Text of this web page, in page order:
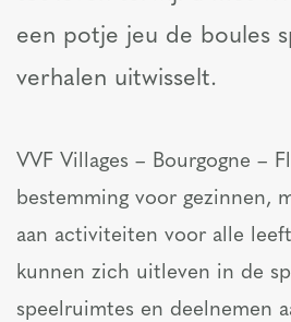
een potje jeu de boules
verhalen uitwisselt.
VVF Villages – Bourgogne –
bestemming voor gezinnen,
aan activiteiten voor alle
kunnen zich uitleven in de
speelruimtes en deelnemen